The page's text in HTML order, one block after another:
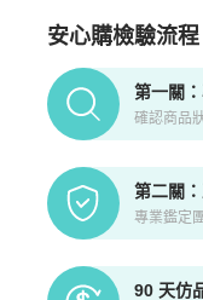
安心購檢驗流程
PopChill拍拍圈正
第一關
確認商品
第二關
專業鑑定
90 天仿